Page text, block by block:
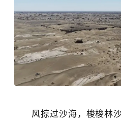
风掠过沙海，梭梭林